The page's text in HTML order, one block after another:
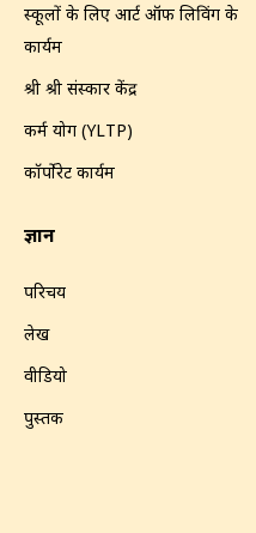
स्कूलों के लिए आर्ट ऑफ लिविंग के
कार्यक्रम
श्री श्री संस्कार केंद्र
कर्म योग (YLTP)
कॉर्पोरेट कार्यक्रम
ज्ञान
परिचय
लेख
वीडियो
पुस्तक